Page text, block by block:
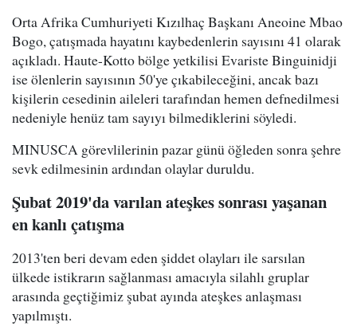
Orta Afrika Cumhuriyeti Kızılhaç Başkanı Aneoine Mbao
Bogo, çatışmada hayatını kaybedenlerin sayısını 41 olarak
açıkladı. Haute-Kotto bölge yetkilisi Evariste Binguinidji
ise ölenlerin sayısının 50'ye çıkabileceğini, ancak bazı
kişilerin cesedinin aileleri tarafından hemen defnedilmesi
nedeniyle henüz tam sayıyı bilmediklerini söyledi.
MINUSCA görevlilerinin pazar günü öğleden sonra şehre
sevk edilmesinin ardından olaylar duruldu.
Şubat 2019'da varılan ateşkes sonrası yaşanan
en kanlı çatışma
2013'ten beri devam eden şiddet olayları ile sarsılan
ülkede istikrarın sağlanması amacıyla silahlı gruplar
arasında geçtiğimiz şubat ayında ateşkes anlaşması
yapılmıştı.